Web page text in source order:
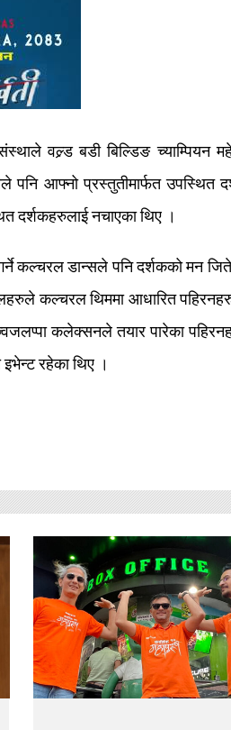
वल्र्ड बडी बिल्डिङ च्याम्पियन
पनि आफ्नो प्रस्तुतीमार्फत
दर्शकहरुलाई नचाएका थिए ।
कल्चरल डान्सले पनि दर्शकको मन
कल्चरल थिममा आधारित
कलेक्सनले तयार पारेका
रहेका थिए ।